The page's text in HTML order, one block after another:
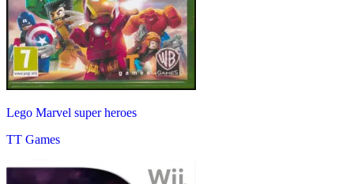
Lego Marvel super heroes
TT Games